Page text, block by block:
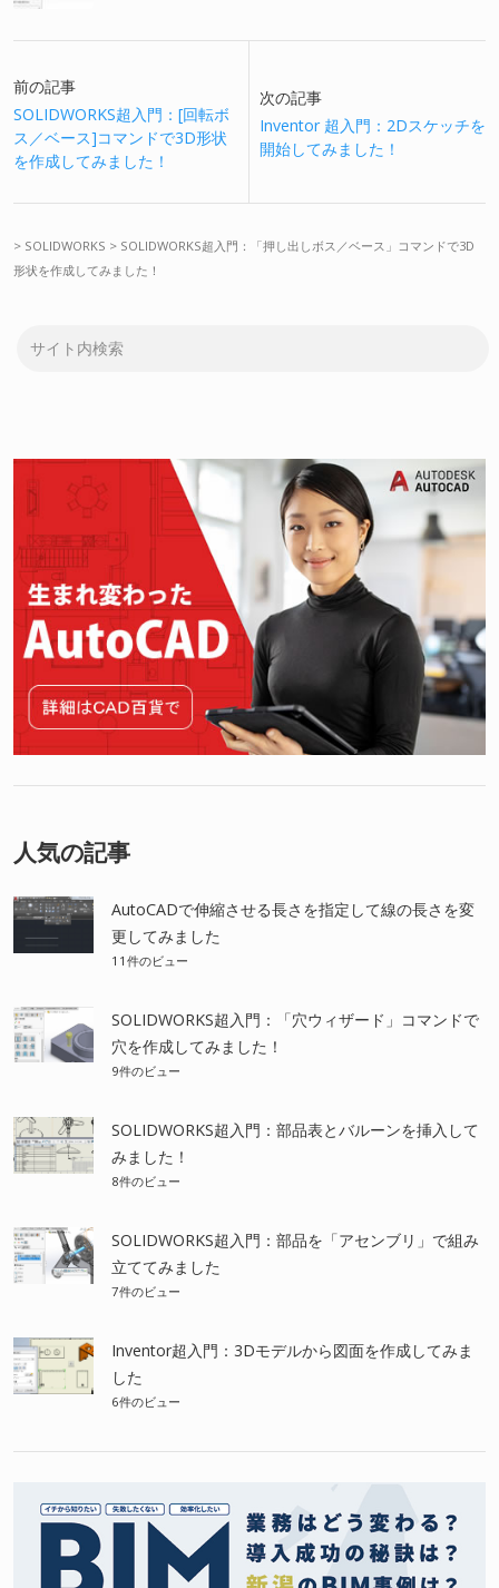
前の記事
SOLIDWORKS超入門：[回転ボ
ス／ベース]コマンドで3D形状
を作成してみました！
次の記事
Inventor 超入門：2Dスケッチを
開始してみました！
> SOLIDWORKS > SOLIDWORKS超入門：「押し出しボス／ベース」コマンドで3D
形状を作成してみました！
人気の記事
AutoCADで伸縮させる長さを指定して線の長さを変
更してみました
11件のビュー
SOLIDWORKS超入門：「穴ウィザード」コマンドで
穴を作成してみました！
9件のビュー
SOLIDWORKS超入門：部品表とバルーンを挿入して
みました！
8件のビュー
SOLIDWORKS超入門：部品を「アセンブリ」で組み
立ててみました
7件のビュー
Inventor超入門：3Dモデルから図面を作成してみま
した
6件のビュー